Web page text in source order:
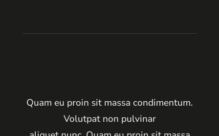
Quam eu proin sit massa condimentum.
Volutpat non pulvinar